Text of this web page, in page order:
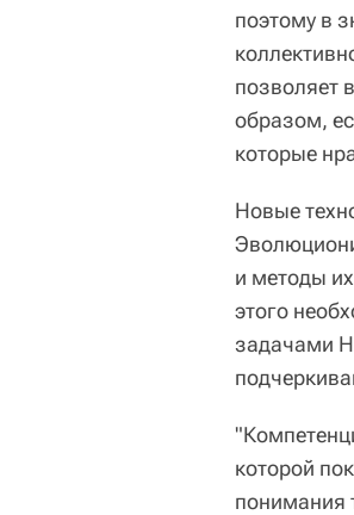
поэтому в
позволяет
образом,
которые
Новые
и методы
этого
задачами
которой
понимания